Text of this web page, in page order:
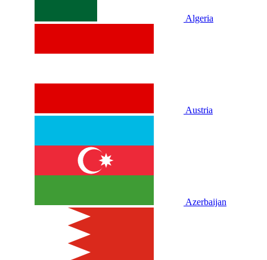
Algeria
Austria
Azerbaijan